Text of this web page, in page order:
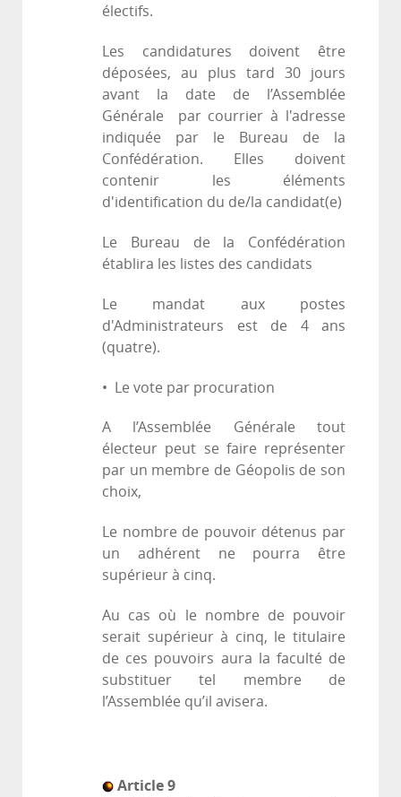
électifs.
Les candidatures doivent être
déposées, au plus tard 30 jours
avant la date de l’Assemblée
Générale par courrier à l'adresse
indiquée par le Bureau de la
Confédération. Elles doivent
contenir les éléments
d'identification du de/la candidat(e)
Le Bureau de la Confédération
établira les listes des candidats
Le mandat aux postes
d'Administrateurs est de 4 ans
(quatre).
• Le vote par procuration
A l’Assemblée Générale tout
électeur peut se faire représenter
par un membre de Géopolis de son
choix,
Le nombre de pouvoir détenus par
un adhérent ne pourra être
supérieur à cinq.
Au cas où le nombre de pouvoir
serait supérieur à cinq, le titulaire
de ces pouvoirs aura la faculté de
substituer tel membre de
l’Assemblée qu’il avisera.
Article 9